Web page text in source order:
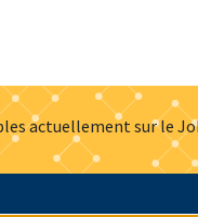
actuellement sur le